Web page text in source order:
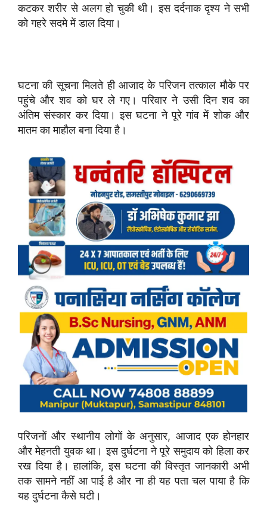
कटकर शरीर से अलग हो चुकी थी। इस दर्दनाक दृश्य ने सभी
को गहरे सदमे में डाल दिया।
घटना की सूचना मिलते ही आजाद के परिजन तत्काल मौके पर
पहुंचे और शव को घर ले गए। परिवार ने उसी दिन शव का
अंतिम संस्कार कर दिया। इस घटना ने पूरे गांव में शोक और
मातम का माहौल बना दिया है।
परिजनों और स्थानीय लोगों के अनुसार, आजाद एक होनहार
और मेहनती युवक था। इस दुर्घटना ने पूरे समुदाय को हिला कर
रख दिया है। हालांकि, इस घटना की विस्तृत जानकारी अभी
तक सामने नहीं आ पाई है और ना ही यह पता चल पाया है कि
यह दुर्घटना कैसे घटी।